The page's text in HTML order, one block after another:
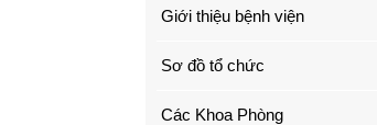
Giới thiệu bệnh viện
Sơ đồ tổ chức
Các Khoa Phòng